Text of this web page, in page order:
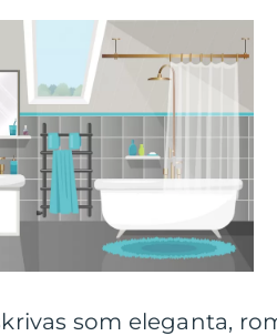
som eleganta,